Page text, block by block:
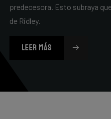
predecesora. Esto subraya
de Ridley.
LEER MÁS